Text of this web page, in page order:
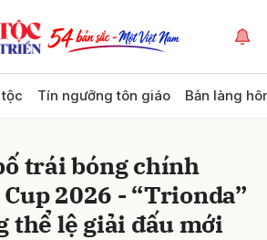
Tín ngưỡng tôn giáo Bản làng
trái bóng chính
2026 - “Trionda”
thể lệ giải đấu mới